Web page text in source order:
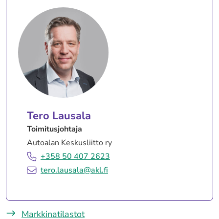
Tero Lausala
Toimitusjohtaja
Autoalan Keskusliitto ry
+358 50 407 2623
tero.lausala@akl.fi
Markkinatilastot